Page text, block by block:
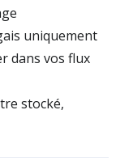
uniquement
dans vos flux
stocké,